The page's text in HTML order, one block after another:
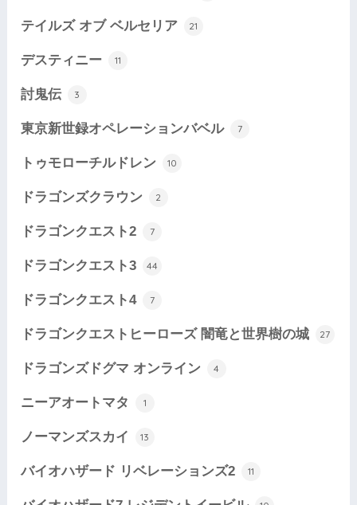
テイルズ オブ ベルセリア 21
デスティニー 11
討鬼伝 3
東京新世録オペレーションバベル 7
トゥモローチルドレン 10
ドラゴンズクラウン 2
ドラゴンクエスト2 7
ドラゴンクエスト3 44
ドラゴンクエスト4 7
ドラゴンクエストヒーローズ 闇竜と世界樹の城 27
ドラゴンズドグマ オンライン 4
ニーアオートマタ 1
ノーマンズスカイ 13
バイオハザード リベレーションズ2 11